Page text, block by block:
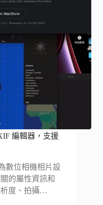
編輯器，支援
數位相機相片設
的屬性資訊和
度、拍攝…